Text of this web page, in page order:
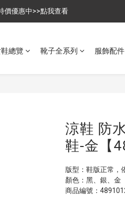
運，優惠品點數5倍送
價優惠中>>點我查看
總覽 靴子全系列 服飾配件
涼鞋 防
鞋-金【
版型：鞋版正常，
顏色：黑、銀、金
商品編號：